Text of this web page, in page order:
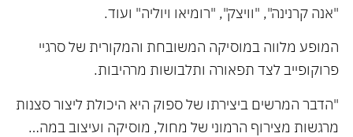
"אנה קרנינה", "וויצק", "רומיאו ויוליה" ועוד.
המופע מלווה במוסיקה המשובחת והמקורית של סרגיי
פרוקופייב לצד תפאורה ותלבושות מרהיבות.
"הדבר המרשים ביצירתו של ספוק היא היכולת ליצור סצנות
מרגשות מצירוף הרמוני של מחול, מוסיקה ועיצוב במה…